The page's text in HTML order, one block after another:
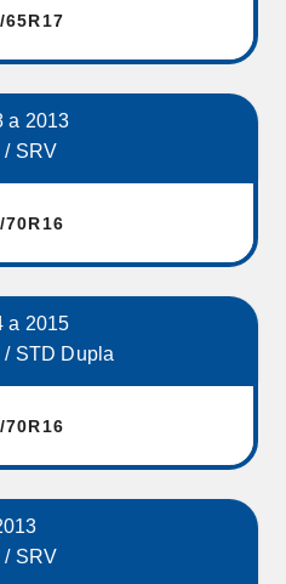
65R17
a 2013
/ SRV
70R16
a 2015
/ STD Dupla
70R16
/ SRV